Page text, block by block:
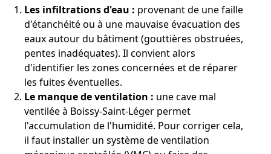
Les infiltrations d'eau : provenant de une faille
d'étanchéité ou à une mauvaise évacuation des
eaux autour du bâtiment (gouttières obstruées,
pentes inadéquates). Il convient alors
d'identifier les zones concernées et de réparer
les fuites éventuelles.
Le manque de ventilation : une cave mal
ventilée à Boissy-Saint-Léger permet
l'accumulation de l'humidité. Pour corriger cela,
il faut installer un système de ventilation